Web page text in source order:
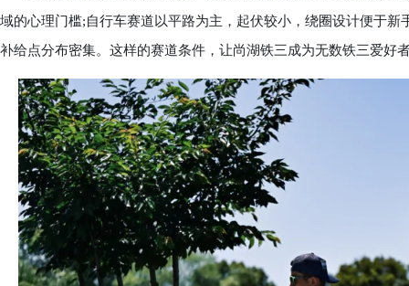
域的心理门槛;自行车赛道以平路为主，起伏较小，绕圈设计便于
补给点分布密集。这样的赛道条件，让尚湖铁三成为无数铁三爱好